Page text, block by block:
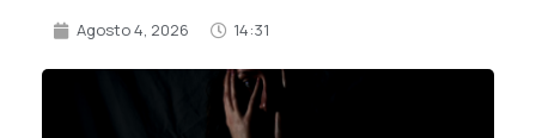
Agosto 4, 2026 14:31